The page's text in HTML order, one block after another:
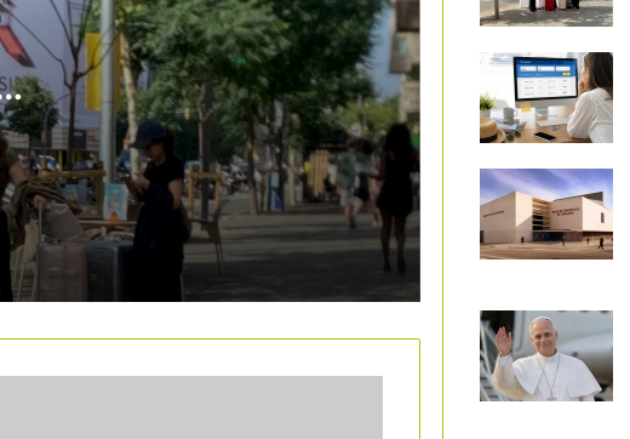
catalana
L’aeroport del Prat manté el
creixement i supera els 5,1 milions de
passatgers a l’abril
L’eclipsi solar del 2026 podria generar
més de 360 milions d’euros en
despesa turística a Espanya
Catalunya tanca una Setmana Santa